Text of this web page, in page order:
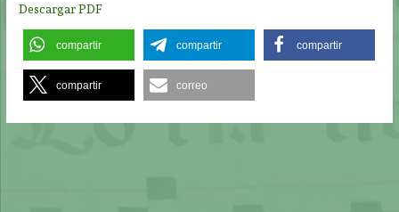
Descargar PDF
compartir compartir compartir
compartir correo